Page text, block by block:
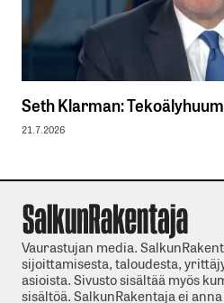
Seth Klarman:
21.7.2026
Vaurastujan media.
sijoittamisesta, taloudesta,
asioista. Sivusto sisältää myös
sisältöä. SalkunRakentaja ei